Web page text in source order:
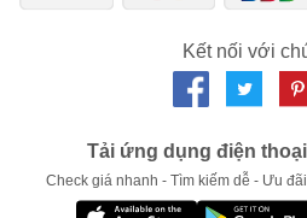
Kết nối với
Tải ứng dụng điện thoại
Check giá nhanh - Tìm kiếm dễ - Ưu
Ngày hết hạn:
LẤY MÃ